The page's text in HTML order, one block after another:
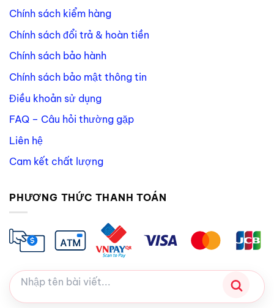
Chính sách kiểm hàng
Chính sách đổi trả & hoàn tiền
Chính sách bảo hành
Chính sách bảo mật thông tin
Điều khoản sử dụng
FAQ – Câu hỏi thường gặp
Liên hệ
Cam kết chất lượng
PHƯƠNG THỨC THANH TOÁN